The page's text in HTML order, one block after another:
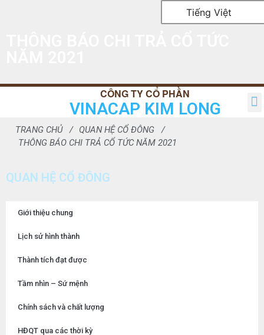
Tiếng Việt
VINACAP KIM LONG
TRANG CHỦ
QUAN HỆ CỔ ĐÔNG
THÔNG BÁO CHI TRẢ CỔ TỨC NĂM 2021
QUAN HỆ CỔ ĐÔNG
Giới thiệu chung
Lịch sử hình thành
Thành tích đạt được
Tầm nhìn – Sứ mệnh
Chính sách và chất lượng
HĐQT qua các thời kỳ